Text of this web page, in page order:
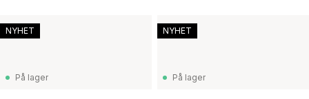
På lager
NYHET
På lager
NYHET